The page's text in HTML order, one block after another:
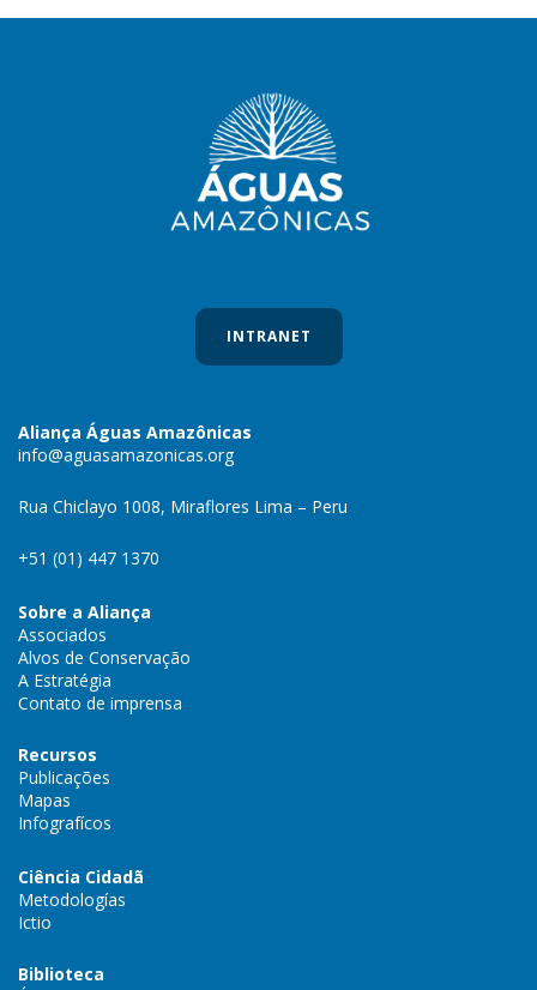
INTRANET
Aliança Águas Amazônicas
info@aguasamazonicas.org
Rua Chiclayo 1008, Miraflores Lima – Peru
+51 (01) 447 1370
Sobre a Aliança
Associados
Alvos de Conservação
A Estratégia
Contato de imprensa
Recursos
Publicações
Mapas
Infografícos
Ciência Cidadã
Metodologías
Ictio
Biblioteca